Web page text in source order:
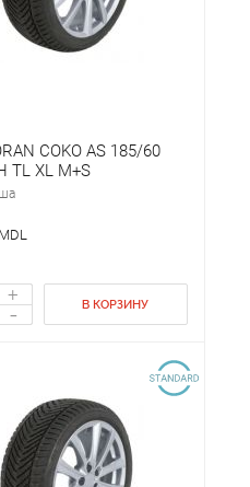
COKO AS 185/60
TL XL M+S
MDL
+
- В КОРЗИНУ